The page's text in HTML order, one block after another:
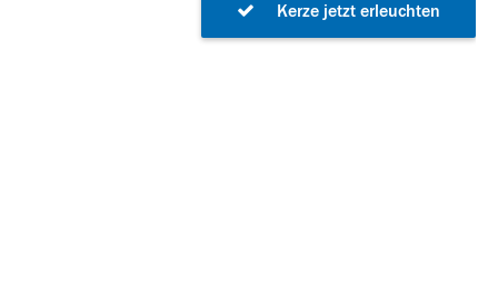
Kerze jetzt erleuchten